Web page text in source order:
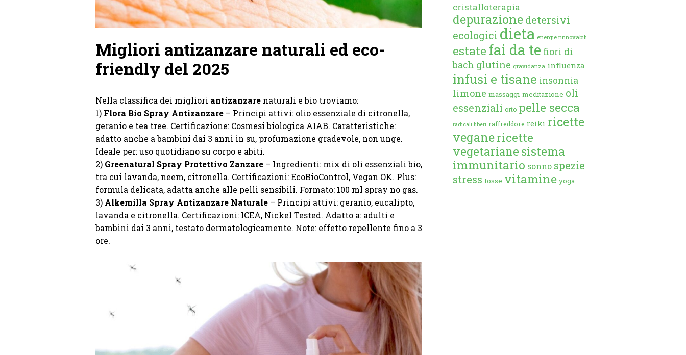
Migliori antizanzare naturali ed eco-
friendly del 2025
Nella classifica dei migliori antizanzare naturali e bio troviamo:
1) Flora Bio Spray Antizanzare – Principi attivi: olio essenziale di citronella,
geranio e tea tree. Certificazione: Cosmesi biologica AIAB. Caratteristiche:
adatto anche a bambini dai 3 anni in su, profumazione gradevole, non unge.
Ideale per: uso quotidiano su corpo e abiti.
2) Greenatural Spray Protettivo Zanzare – Ingredienti: mix di oli essenziali bio,
tra cui lavanda, neem, citronella. Certificazioni: EcoBioControl, Vegan OK. Plus:
formula delicata, adatta anche alle pelli sensibili. Formato: 100 ml spray no gas.
3) Alkemilla Spray Antizanzare Naturale – Principi attivi: geranio, eucalipto,
lavanda e citronella. Certificazioni: ICEA, Nickel Tested. Adatto a: adulti e
bambini dai 3 anni, testato dermatologicamente. Note: effetto repellente fino a 3
ore.
cristalloterapia
depurazione detersivi
ecologici dieta energie rinnovabili
estate fai da te fiori di
bach glutine gravidanza influenza
infusi e tisane insonnia
limone massaggi meditazione oli
essenziali orto pelle secca
radicali liberi raffreddore reiki ricette
veganericette
vegetariane sistema
immunitario sonno spezie
stress tosse vitamine yoga